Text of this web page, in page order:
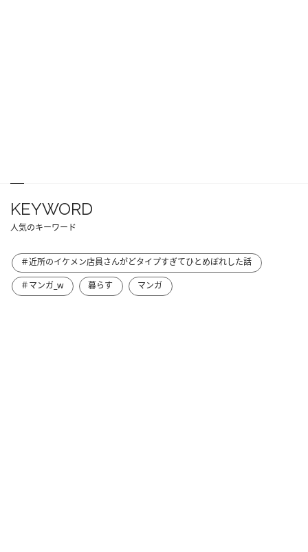
KEYWORD
人気のキーワード
＃近所のイケメン店員さんがどタイプすぎてひとめぼれした話
＃マンガ_w
暮らす マンガ